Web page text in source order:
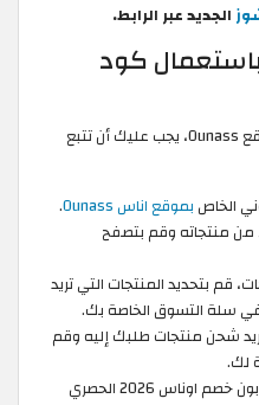
الجديد عبر الرابط.
كود
في حال أردت الطلب من منتجات موقع Ounass، يجب عليك أن تتبع
الخاص بموقع اناس Ounass
.
من منتجاته وقم بتصفح
قم بتحديد المنتجات التي تريد
سلة التسوق الخاصة بك.
شحن منتجات طلبك إليه وقم
لك.
لا تنسى أن تقوم بتطبيق كوبون خصم اوناس 2026 الحصري